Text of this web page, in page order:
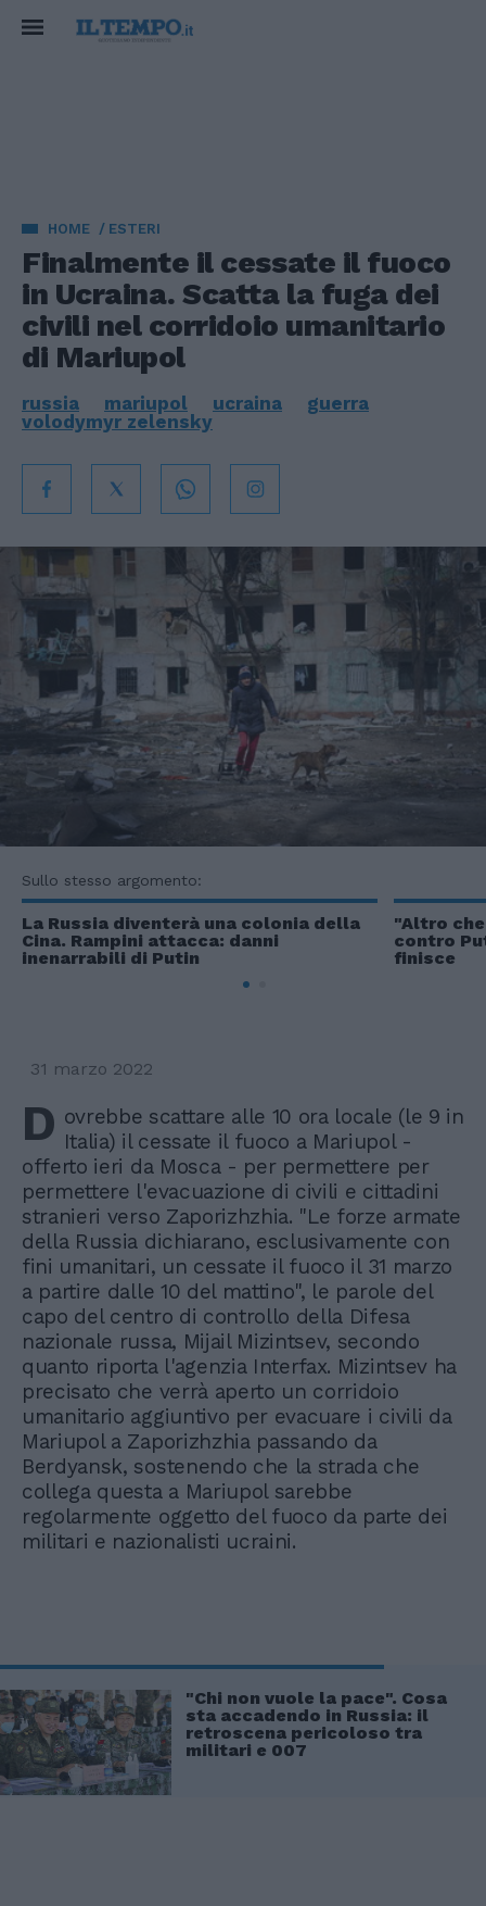
HOME ESTERI
Finalmente il cessate il fuoco
in Ucraina. Scatta la fuga dei
civili nel corridoio umanitario
di Mariupol
russia mariupol ucraina
guerra
volodymyr zelensky
Sullo stesso argomento:
La Russia diventerà una colonia della
Cina. Rampini attacca: danni
inenarrabili di Putin
"Altro
contro
finisce
31 marzo 2022
D ovrebbe scattare alle 10 ora locale (le 9 in
Italia) il cessate il fuoco a Mariupol -
offerto ieri da Mosca - per permettere per
permettere l'evacuazione di civili e cittadini
stranieri verso Zaporizhzhia. "Le forze armate
della Russia dichiarano, esclusivamente con
fini umanitari, un cessate il fuoco il 31 marzo
a partire dalle 10 del mattino", le parole del
capo del centro di controllo della Difesa
nazionale russa, Mijail Mizintsev, secondo
quanto riporta l'agenzia Interfax. Mizintsev ha
precisato che verrà aperto un corridoio
umanitario aggiuntivo per evacuare i civili da
Mariupol a Zaporizhzhia passando da
Berdyansk, sostenendo che la strada che
collega questa a Mariupol sarebbe
regolarmente oggetto del fuoco da parte dei
militari e nazionalisti ucraini.
"Chi non vuole la pace". Cosa
sta accadendo in Russia: il
retroscena pericoloso tra
militari e 007